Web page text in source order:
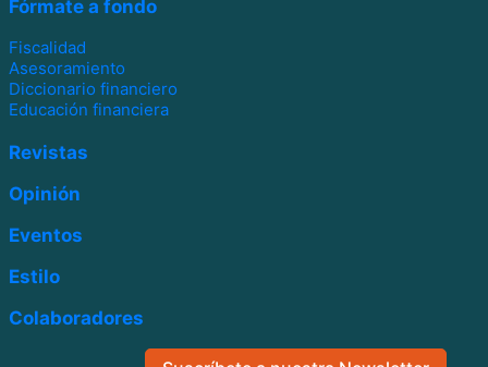
Fórmate a fondo
Fiscalidad
Asesoramiento
Diccionario financiero
Educación financiera
Revistas
Opinión
Eventos
Estilo
Colaboradores